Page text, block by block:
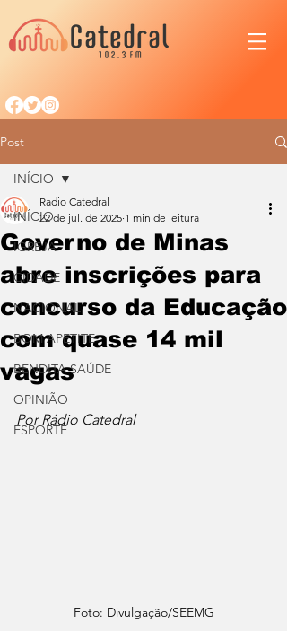
Post
INÍCIO
IGREJA
CIDADE
NACIONAL
BOM APETITE
BENDITA SAÚDE
OPINIÃO
ESPORTE
INÍCIO
Governo de Minas
abre inscrições para
concurso da Educação
com quase 14 mil
vagas
Radio Catedral
22 de jul. de 2025 1 min de leitura
Por Rádio Catedral
Foto: Divulgação/SEEMG